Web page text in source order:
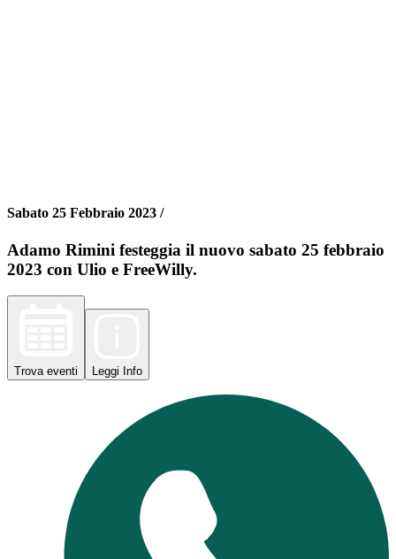
Sabato 25 Febbraio 2023 /
Adamo Rimini festeggia il nuovo sabato 25 febbraio
2023 con Ulio e FreeWilly.
Trova eventi Leggi Info